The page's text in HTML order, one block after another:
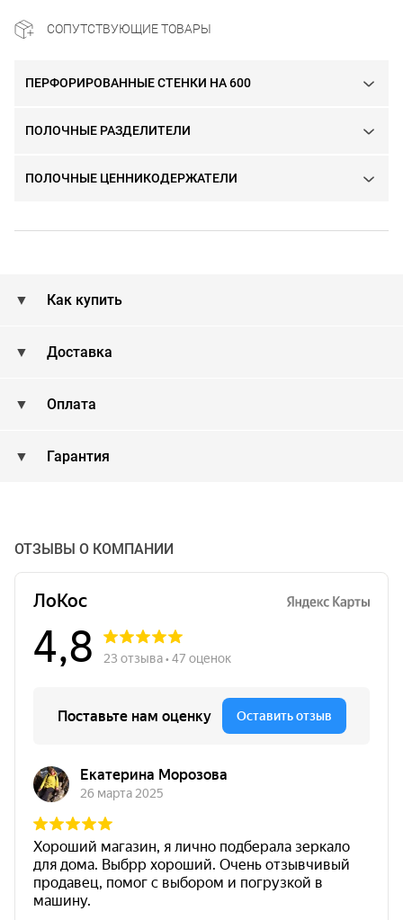
СОПУТСТВУЮЩИЕ ТОВАРЫ
ПЕРФОРИРОВАННЫЕ СТЕНКИ НА 600
ПОЛОЧНЫЕ РАЗДЕЛИТЕЛИ
ПОЛОЧНЫЕ ЦЕННИКОДЕРЖАТЕЛИ
Как купить
Доставка
Оплата
Гарантия
ОТЗЫВЫ О КОМПАНИИ